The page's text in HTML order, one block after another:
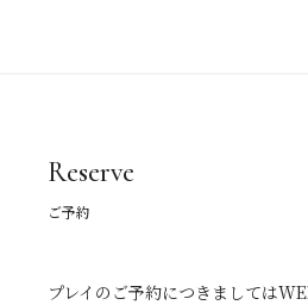
Reserve
ご予約
プレイのご予約につきましては